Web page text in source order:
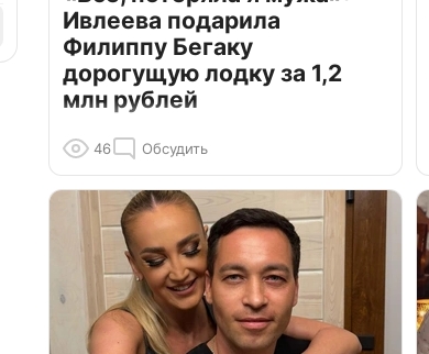
Ивлеева подарила
Филиппу Бегаку
дорогущую лодку за 1,2
млн рублей
46 Обсудить